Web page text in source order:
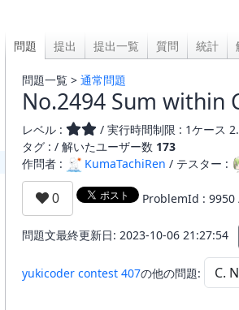
問題 提出 提出一覧 質問 統計
問題一覧 > 通常問題
No.2494 Sum within
レベル :
/ 実行時間制限 : 1ケース
タグ : / 解いたユーザー数 173
作問者 :
KumaTachiRen / テスター :
ProblemId :
問題文最終更新日: 2023-10-06 21:27:54
yukicoder contest 407の他の問題: